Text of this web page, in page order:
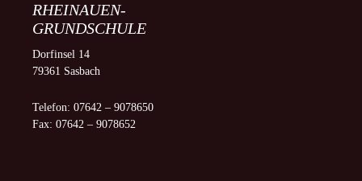
RHEINAUEN-
GRUNDSCHULE
Dorfinsel 14
79361 Sasbach
Telefon: 07642 – 9078650
Fax: 07642 – 9078652